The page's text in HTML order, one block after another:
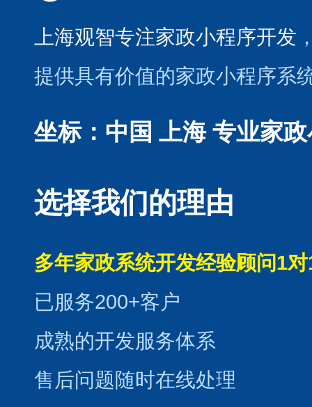
上海观智专注家政小程序开发
提供具有价值的家政小程序系
坐标：中国 上海 专业家
选择我们的理由
多年家政系统开发经验顾问1
已服务200+客户
成熟的开发服务体系
售后问题随时在线处理